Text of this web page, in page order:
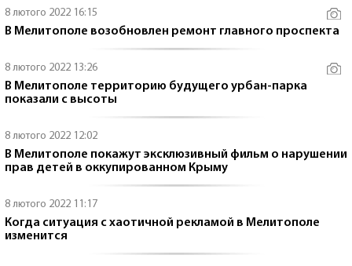
8 лютого 2022 16:15
В Мелитополе возобновлен ремонт главного проспекта
8 лютого 2022 13:26
В Мелитополе территорию будущего урбан-парка
показали с высоты
8 лютого 2022 12:02
В Мелитополе покажут эксклюзивный фильм о нарушении
прав детей в оккупированном Крыму
8 лютого 2022 11:17
Когда ситуация с хаотичной рекламой в Мелитополе
изменится